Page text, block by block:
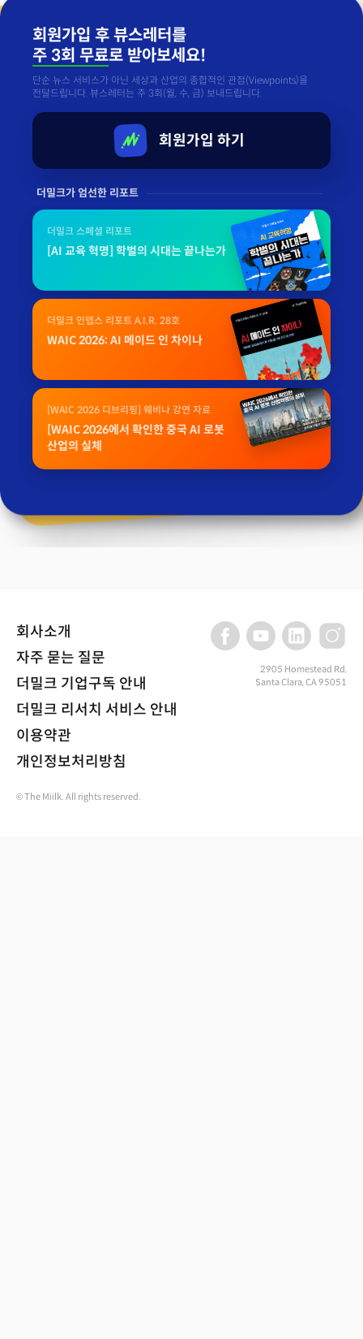
회원가입 후 뷰스레터를
주 3회 무료로 받아보세요!
단순 뉴스 서비스가 아닌 세상과 산업의 종합적인 관점(Viewpoints)을
전달드립니다. 뷰스레터는 주 3회(월, 수, 금) 보내드립니다.
회원가입 하기
더밀크가 엄선한 리포트
더밀크 스페셜 리포트
[AI 교육 혁명] 학벌의 시대는 끝나는가
더밀크 인뎁스 리포트 A.I.R. 28호
WAIC 2026: AI 메이드 인 차이나
[WAIC 2026 디브리핑] 웨비나 강연 자료
[WAIC 2026에서 확인한 중국 AI 로봇
산업의 실체
회사소개
자주 묻는 질문
더밀크 기업구독 안내
더밀크 리서치 서비스 안내
이용약관
개인정보처리방침
2905 Homestead Rd,
Santa Clara, CA 95051
© The Miilk. All rights reserved.